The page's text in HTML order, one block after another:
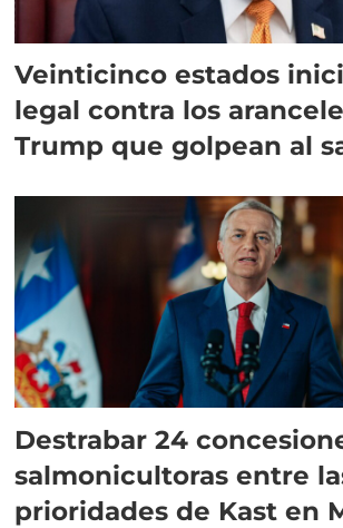
Veinticinco estados
legal contra los
Trump que golpean al
Destrabar 24
salmonicultoras entre
prioridades de Kast en